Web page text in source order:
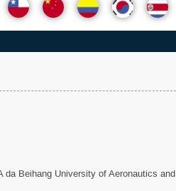
Beihang University of Aeronautics and